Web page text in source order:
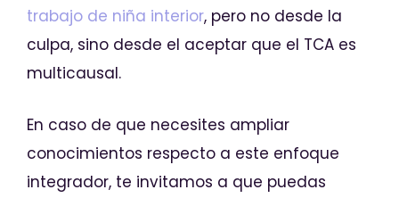
trabajo de niña interior, pero no desde la
culpa, sino desde el aceptar que el TCA es
multicausal.
En caso de que necesites ampliar
conocimientos respecto a este enfoque
integrador, te invitamos a que puedas